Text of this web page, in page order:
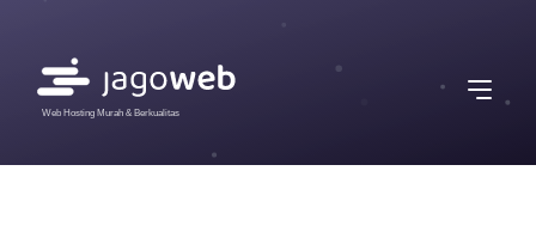
Web Hosting Murah & Berkualitas